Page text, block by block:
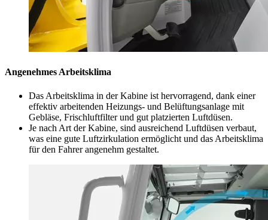
Angenehmes Arbeitsklima
Das Arbeitsklima in der Kabine ist hervorragend, dank einer
effektiv arbeitenden Heizungs- und Belüftungsanlage mit
Gebläse, Frischluftfilter und gut platzierten Luftdüsen.
Je nach Art der Kabine, sind ausreichend Luftdüsen verbaut,
was eine gute Luftzirkulation ermöglicht und das Arbeitsklima
für den Fahrer angenehm gestaltet.